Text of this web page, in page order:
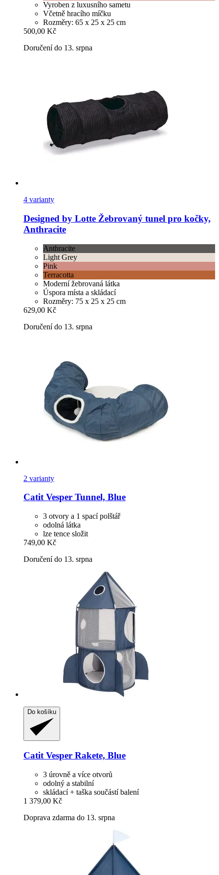
Vyroben z luxusního sametu
Včetně hracího míčku
Rozměry: 65 x 25 x 25 cm
500,00 Kč
Doručení do 13. srpna
4 varianty
Designed by Lotte Žebrovaný tunel pro kočky,
Anthracite
Anthracite
Light Grey
Pink
Terracotta
Moderní žebrovaná látka
Úspora místa a skládací
Rozměry: 75 x 25 x 25 cm
629,00 Kč
Doručení do 13. srpna
2 varianty
CatitVesper Tunnel, Blue
3 otvory a 1 spací polštář
odolná látka
lze tence složit
749,00 Kč
Doručení do 13. srpna
Do košíku
Catit Vesper Rakete, Blue
3 úrovně a více otvorů
odolný a stabilní
skládací + taška součástí balení
1 379,00 Kč
Doprava zdarma do 13. srpna